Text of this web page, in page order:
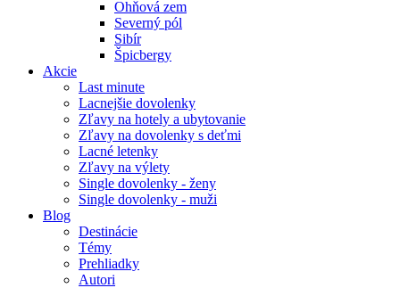
Ohňová zem
Severný pól
Sibír
Špicbergy
Akcie
Last minute
Lacnejšie dovolenky
Zľavy na hotely a ubytovanie
Zľavy na dovolenky s deťmi
Lacné letenky
Zľavy na výlety
Single dovolenky - ženy
Single dovolenky - muži
Blog
Destinácie
Témy
Prehliadky
Autori